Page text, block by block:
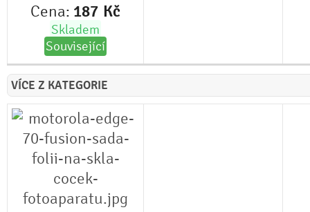
Cena: 187 Kč
Skladem
Související
VÍCE Z KATEGORIE